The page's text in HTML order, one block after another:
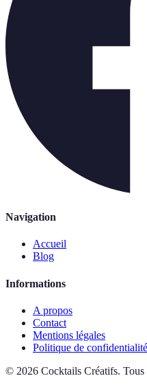
Navigation
Accueil
Blog
Informations
A propos
Contact
Mentions légales
Politique de confidentialité
© 2026 Cocktails Créatifs. Tous